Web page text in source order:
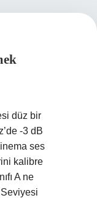
düz bir
-3 dB
ses
kalibre
A ne
Seviyesi